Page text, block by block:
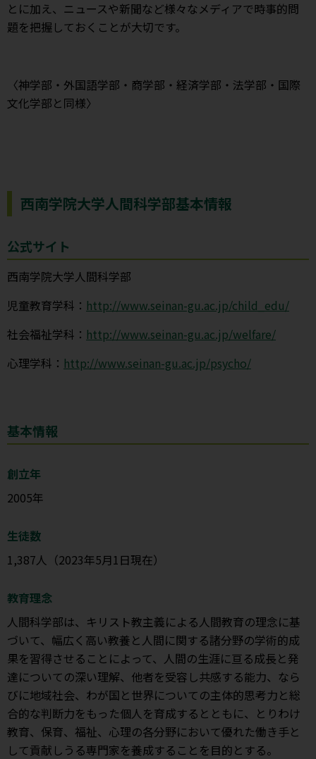
とに加え、ニュースや新聞など様々なメディアで時事的問
題を把握しておくことが大切です。
〈神学部・外国語学部・商学部・経済学部・法学部・国際
文化学部と同様〉
西南学院大学人間科学部基本情報
公式サイト
西南学院大学人間科学部
児童教育学科： http://www.seinan-gu.ac.jp/child_edu/
社会福祉学科： http://www.seinan-gu.ac.jp/welfare/
心理学科： http://www.seinan-gu.ac.jp/psycho/
基本情報
創立年
2005年
生徒数
1,387人（2023年5月1日現在）
教育理念
人間科学部は、キリスト教主義による人間教育の理念に基
づいて、幅広く高い教養と人間に関する諸分野の学術的成
果を習得させることによって、人間の生涯に亘る成長と発
達についての深い理解、他者を受容し共感する能力、なら
びに地域社会、わが国と世界についての主体的思考力と総
合的な判断力をもった個人を育成するとともに、とりわけ
教育、保育、福祉、心理の各分野において優れた働き手と
して貢献しうる専門家を養成することを目的とする。